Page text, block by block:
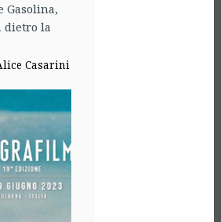
Gasolina,
dietro la
Casarini